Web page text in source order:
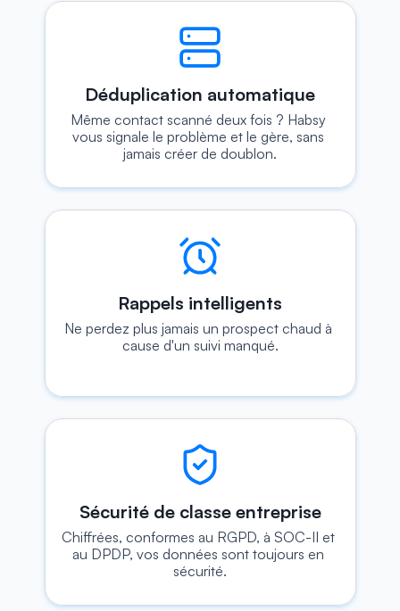
Déduplication automatique
Même contact scanné deux fois ? Habsy
vous signale le problème et le gère, sans
jamais créer de doublon.
Rappels intelligents
Ne perdez plus jamais un prospect chaud à
cause d'un suivi manqué.
Sécurité de classe entreprise
Chiffrées, conformes au RGPD, à SOC-II et
au DPDP, vos données sont toujours en
sécurité.